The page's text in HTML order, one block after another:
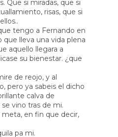
Que si miradas, que si
risas, que si
tengo a Fernando en
que lleva una vida plena
aquello llegara a
su bienestar. ¿que
de reojo, y al
pero ya sabeis el dicho
calva de
vino tras de mi.
meta, en fin que decir,
pa mi.